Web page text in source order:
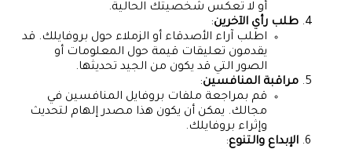
أو لا تعكس شخصيتك الحالية.
طلب رأي الآخرين:
اطلب آراء الأصدقاء أو الزملاء حول بروفايلك. قد
يقدمون تعليقات قيمة حول المعلومات أو
الصور التي قد يكون من الجيد تحديثها.
مراقبة المنافسين:
قم بمراجعة ملفات بروفايل المنافسين في
مجالك. يمكن أن يكون هذا مصدر إلهام لتحديث
وإثراء بروفايلك.
الإبداع والتنوع: